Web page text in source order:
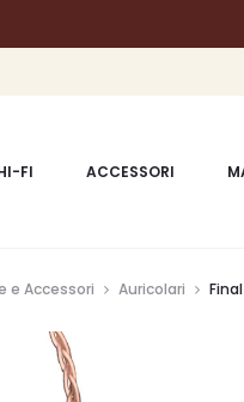
FI ACCESSORI
e Accessori Auricolari